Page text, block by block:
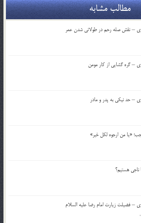
مطالب مشابه
– نقش صله رحم در طولانی شدن عمر
گره گشایی از کار مومن
حد نیکی به پدر و مادر
«یا من ارجوه لکل خیر»
ناجی هستیم؟
فضیلت زیارت امام رضا علیه السلام